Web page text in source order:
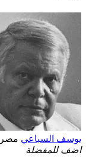
يوسف السباعي مصر
اضف للمفضلة